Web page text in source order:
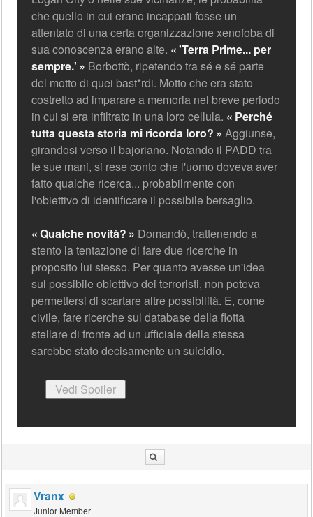
che quello in cui erano incappati fosse un
attentato di una certa organizzazione xenofoba di
sua conoscenza erano alte.
'Terra Prime... per
sempre.'
Borbottò, ripetendo tra sé e sé parte
del motto di quei bast*rdi. Motto che era stato
costretto ad imparare a memoria nel breve periodo
in cui si era infiltrato in una loro cellula.
Perché
tutta questa storia mi ricorda loro?
Aggiunse,
girandosi verso il bajoriano. Notando il PADD tra
le sue mani, si rese conto che l'uomo doveva aver
fatto qualche ricerca... probabilmente con
l'obiettivo di identificare il possibile bersaglio.
Qualche novità?
Domandò, trattenendo a
stento la tentazione di fare due ricerche in
proposito lui stesso. Per quanto avesse un'idea
sul possibile obiettivo dei terroristi, non poteva
permettersi di scartare altre possibilità. E, come
civile, fare ricerche sul database della flotta
stellare di fronte ad un ufficiale della stessa
sarebbe stato decisamente un suicidio.
Vranx
Junior Member